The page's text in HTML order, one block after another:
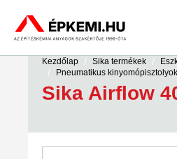
Kezdőlap / Sika termékek /
/ Pneumatikus kinyomópisztolyok
Sika Airflow